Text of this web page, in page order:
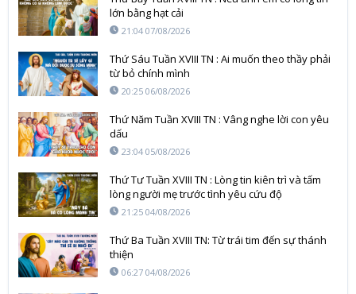
lớn bằng hạt cải
21:04 07/08/2026
Thứ Sáu Tuần XVIII TN : Ai muốn theo thầy phải
từ bỏ chính mình
20:25 06/08/2026
Thứ Năm Tuần XVIII TN : Vâng nghe lời con yêu
dấu
23:04 05/08/2026
Thứ Tư Tuần XVIII TN : Lòng tin kiên trì và tấm
lòng người mẹ trước tình yêu cứu độ
21:25 04/08/2026
Thứ Ba Tuần XVIII TN: Từ trái tim đến sự thánh
thiện
06:27 04/08/2026